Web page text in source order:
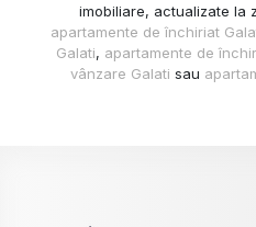
imobiliare, actualizate la
apartamente de închiriat
Galati, apartamente de
vânzare Galati sau